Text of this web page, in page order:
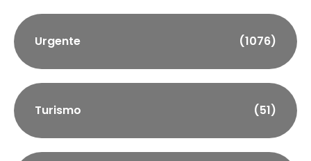
Urgente (1076)
Turismo (51)